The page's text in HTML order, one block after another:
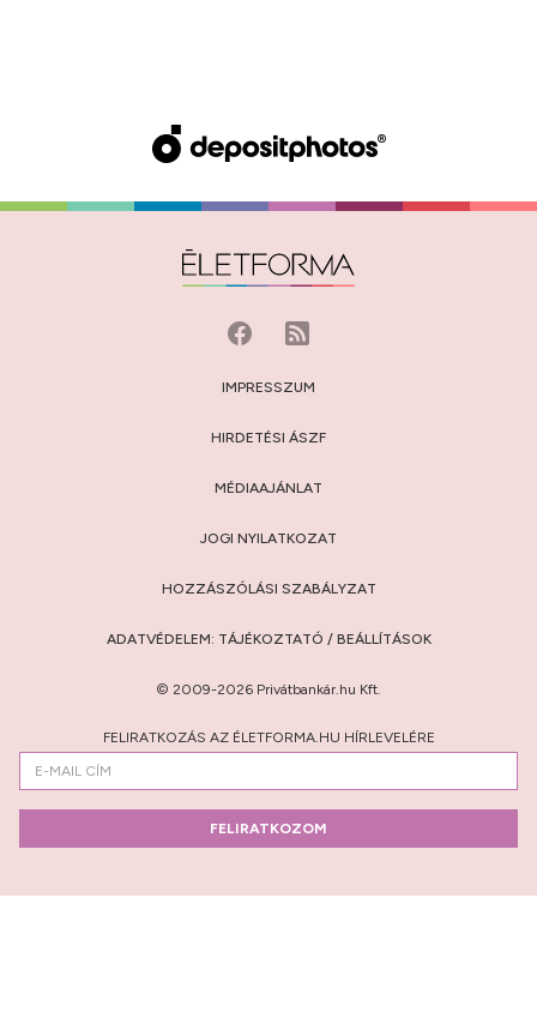
IMPRESSZUM
HIRDETÉSI ÁSZF
MÉDIAAJÁNLAT
JOGI NYILATKOZAT
HOZZÁSZÓLÁSI SZABÁLYZAT
ADATVÉDELEM: TÁJÉKOZTATÓ / BEÁLLÍTÁSOK
© 2009-2026 Privátbankár.hu Kft.
FELIRATKOZÁS AZ ÉLETFORMA.HU HÍRLEVELÉRE
FELIRATKOZOM